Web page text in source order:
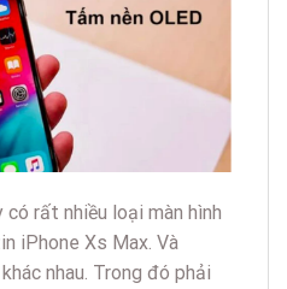
rất nhiều loại màn hình
iPhone Xs Max. Và
nhau. Trong đó phải